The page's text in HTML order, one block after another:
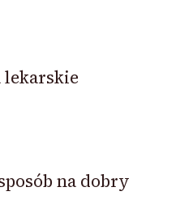
lekarskie
na dobry